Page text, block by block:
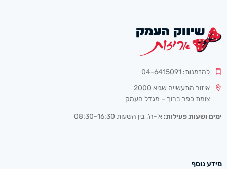
להזמנות: 04-6415091
איזור התעשייה שגיא 2000
צומת כפר ברוך – מגדל העמק
ימים ושעות פעילות: א’-ה’, בין השעות 08:30-16:30
מידע נוסף